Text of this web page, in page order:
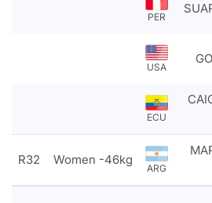
PER
USA
ECU
R32 Women -46kg
ARG